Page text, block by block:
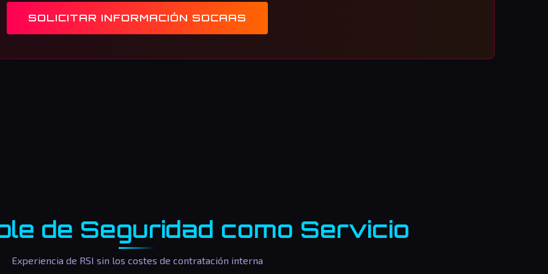
SOLICITAR INFORMACIÓN SOCAAS
de Seguridad como Servicio
Experiencia de RSI sin los costes de contratación interna